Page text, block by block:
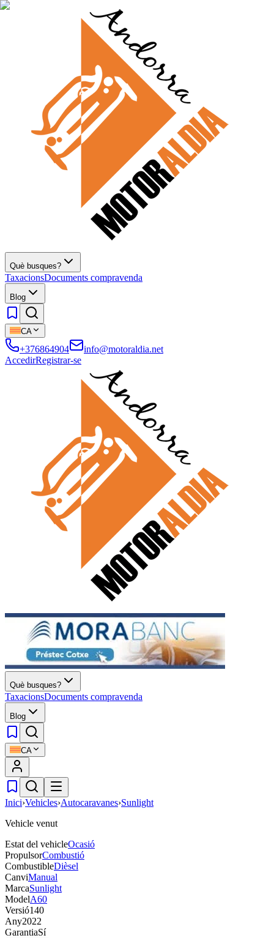
Què busques?
TaxacionsDocuments compravenda
Blog
CA
+376864904
info@motoraldia.net
AccedirRegistrar-se
Què busques?
TaxacionsDocuments compravenda
Blog
CA
Inici›Vehicles›Autocaravanes›Sunlight
Vehicle venut
Estat del vehicleOcasió
PropulsorCombustió
CombustibleDièsel
CanviManual
MarcaSunlight
ModelA60
Versió140
Any2022
GarantiaSí